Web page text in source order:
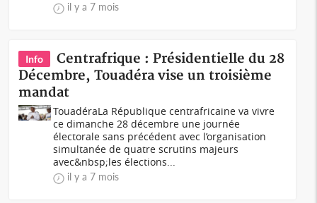
il y a 7 mois
Info
Centrafrique : Présidentielle du 28
Décembre, Touadéra vise un troisième
mandat
TouadéraLa République centrafricaine va vivre
ce dimanche 28 décembre une journée
électorale sans précédent avec l’organisation
simultanée de quatre scrutins majeurs
avec&nbsp;les élections...
il y a 7 mois